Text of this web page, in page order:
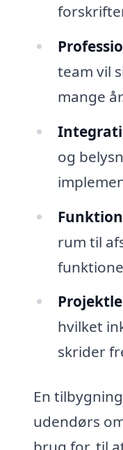
team vil
mange
og
rum til
hvilket
skrider
En
udendørs